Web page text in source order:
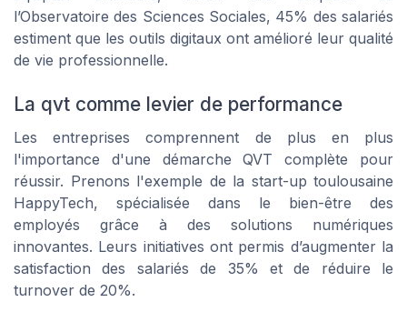
l’Observatoire des Sciences Sociales, 45% des salariés
estiment que les outils digitaux ont amélioré leur qualité
de vie professionnelle.
La qvt comme levier de performance
Les entreprises comprennent de plus en plus
l'importance d'une démarche QVT complète pour
réussir. Prenons l'exemple de la start-up toulousaine
HappyTech, spécialisée dans le bien-être des
employés grâce à des solutions numériques
innovantes. Leurs initiatives ont permis d’augmenter la
satisfaction des salariés de 35% et de réduire le
turnover de 20%.